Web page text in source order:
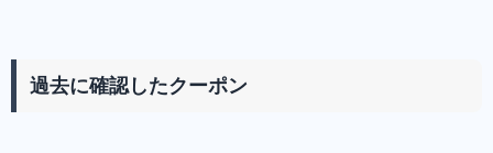
過去に確認したクーポン